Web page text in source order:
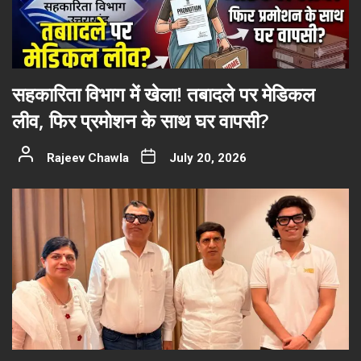
सहकारिता विभाग में खेला! तबादले पर मेडिकल
लीव, फिर प्रमोशन के साथ घर वापसी?
Rajeev Chawla July 20, 2026